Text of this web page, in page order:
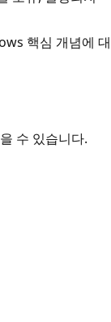
핵심 개념에 대
수 있습니다.